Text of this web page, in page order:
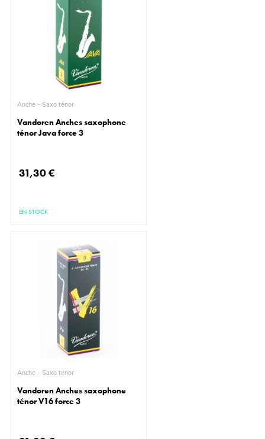
Anche - Saxo ténor
Vandoren Anches saxophone
ténor Java force 3
31,30 €
EN STOCK
Anche - Saxo ténor
Vandoren Anches saxophone
ténor V16 force 3